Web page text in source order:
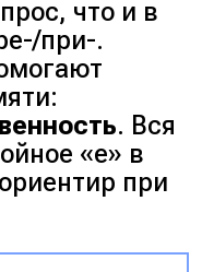
что и в
при-.
. Вся
«е» в
при